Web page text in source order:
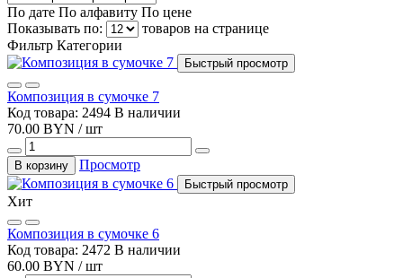
По дате По алфавиту По цене
Показывать по:
товаров на странице
Фильтр Категории
Быстрый просмотр
Композиция в сумочке 7
Код товара: 2494 В наличии
70.00 BYN / шт
В корзину Просмотр
Быстрый просмотр
Хит
Композиция в сумочке 6
Код товара: 2472 В наличии
60.00 BYN / шт